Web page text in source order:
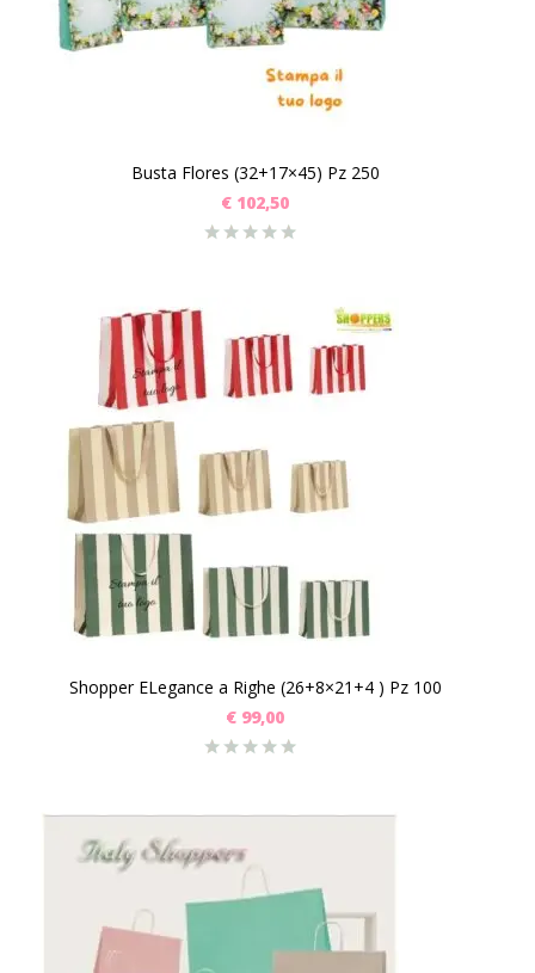
Busta Flores (32+17×45) Pz 250
€ 102,50
Shopper ELegance a Righe (26+8×21+4 ) Pz 100
€ 99,00